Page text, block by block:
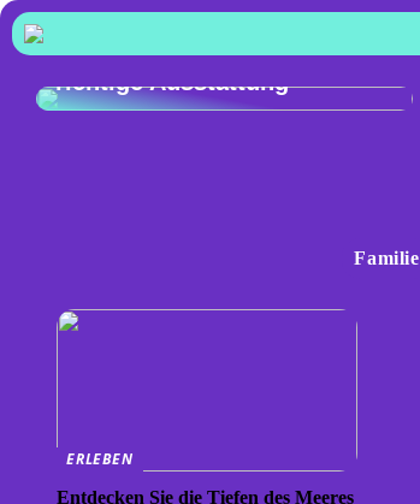
Exzellente Kochkunst: Die
richtige Ausstattung
Familie
ERLEBEN
Entdecken Sie die Tiefen des Meeres